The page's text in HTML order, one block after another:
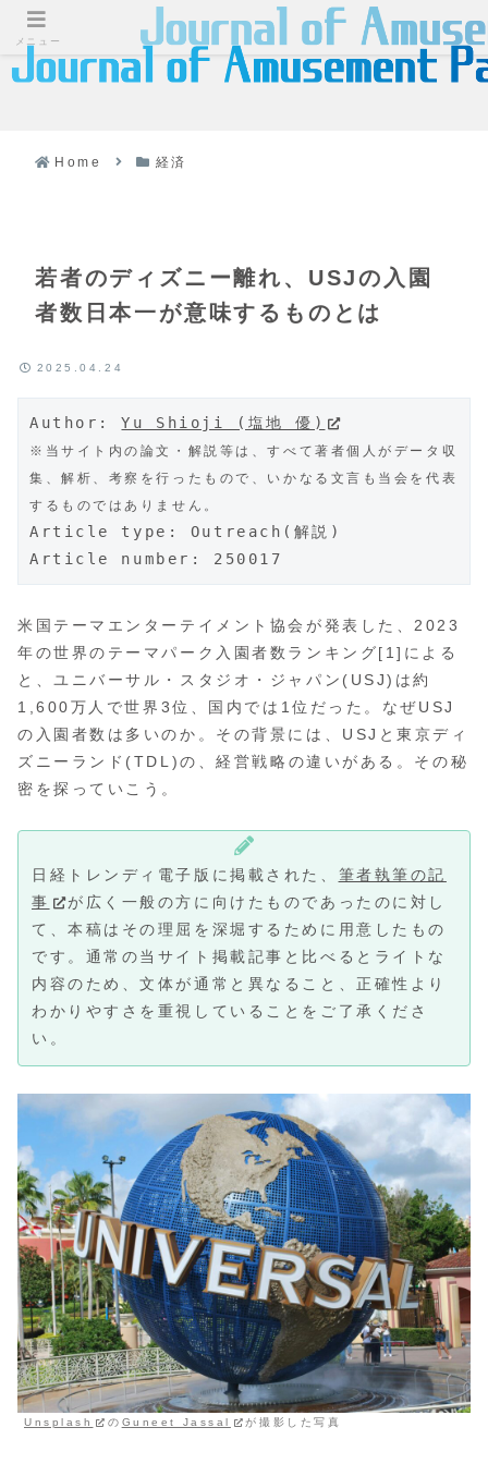
Home 経済
若者のディズニー離れ、USJの入園
者数日本一が意味するものとは
2025.04.24
Author: Yu Shioji (塩地 優)
※当サイト内の論文・解説等は、すべて著者個人がデータ収
集、解析、考察を行ったもので、いかなる文言も当会を代表
するものではありません。
Article type: Outreach(解説)
Article number: 250017
米国テーマエンターテイメント協会が発表した、2023
年の世界のテーマパーク入園者数ランキング[1]による
と、ユニバーサル・スタジオ・ジャパン(USJ)は約
1,600万人で世界3位、国内では1位だった。なぜUSJ
の入園者数は多いのか。その背景には、USJと東京ディ
ズニーランド(TDL)の、経営戦略の違いがある。その秘
密を探っていこう。
日経トレンディ電子版に掲載された、 筆者執筆の記
事
が広く一般の方に向けたものであったのに対し
て、本稿はその理屈を深堀するために用意したもの
です。通常の当サイト掲載記事と比べるとライトな
内容のため、文体が通常と異なること、正確性より
わかりやすさを重視していることをご了承くださ
い。
Unsplash の Guneet Jassal が撮影した写真
メニュー